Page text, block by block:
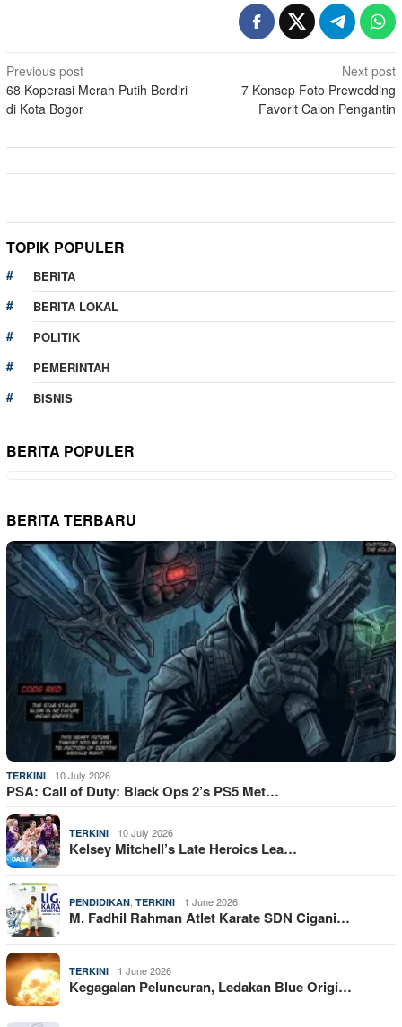
Post
navigation
Previous post
68 Koperasi Merah Putih Berdiri
di Kota Bogor
Next post
7 Konsep Foto Prewedding
Favorit Calon Pengantin
TOPIK POPULER
BERITA
BERITA LOKAL
POLITIK
PEMERINTAH
BISNIS
BERITA POPULER
BERITA TERBARU
TERKINI 10 July 2026
PSA: Call of Duty: Black Ops 2’s PS5 Met…
TERKINI 10 July 2026
Kelsey Mitchell’s Late Heroics Lea…
PENDIDIKAN, TERKINI 1 June 2026
M. Fadhil Rahman Atlet Karate SDN Cigani…
TERKINI 1 June 2026
Kegagalan Peluncuran, Ledakan Blue Origi…